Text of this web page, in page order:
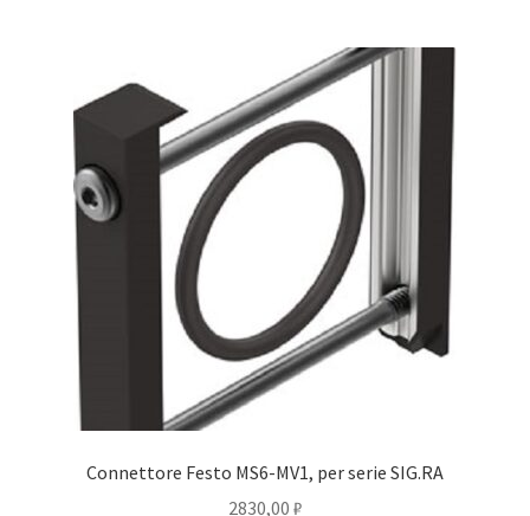
Connettore Festo MS6-MV1, per serie SIG.RA
2830,00 ₽